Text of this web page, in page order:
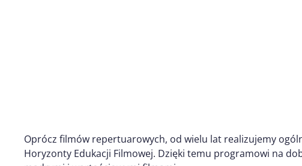
Oprócz filmów repertuarowych, od wielu lat realizujemy
Horyzonty Edukacji Filmowej. Dzięki temu programowi na